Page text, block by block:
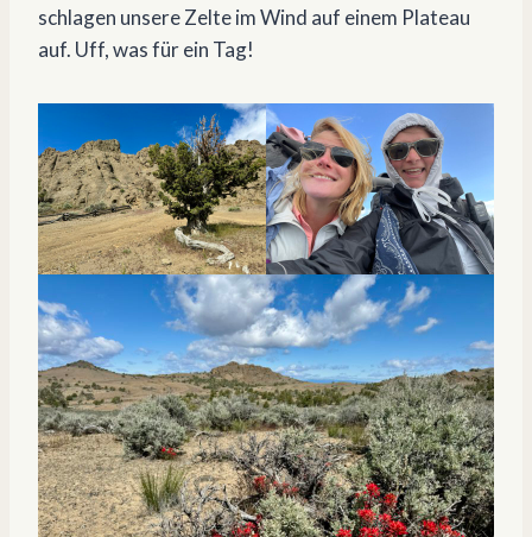
schlagen unsere Zelte im Wind auf einem Plateau
auf. Uff, was für ein Tag!